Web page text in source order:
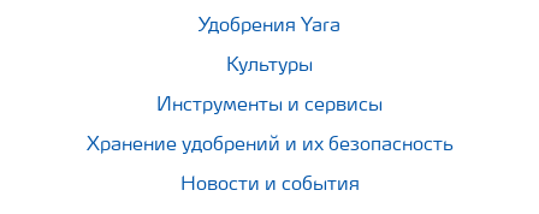
Удобрения Yara
Культуры
Инструменты и сервисы
Хранение удобрений и их безопасность
Новости и события